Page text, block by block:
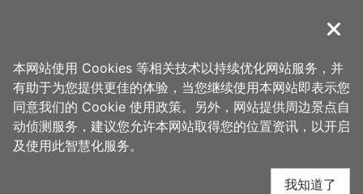
導覽
首页 > 想去的地方 > 住宿 > 绿的旅馆(3星)
绿的旅馆(3星) 周边店
家
关闭
本网站使用 Cookies 等相关技术以持续优化网站服务，并
有助于为您提供更佳的体验，当您继续使用本网站即表示您
同意我们的 Cookie 使用政策。另外，网站提供周边景点自
动侦测服务，建议您允许本网站取得您的位置资讯，以开启
及使用此智慧化服务。
我知道了